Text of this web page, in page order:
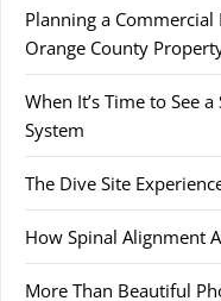
Planning a
Orange County
When It’s Time to See
System
The Dive Site
How Spinal Alignment
More Than Beautiful